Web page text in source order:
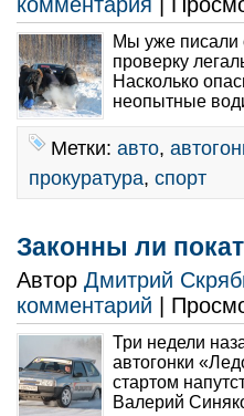
Мы уже писали
проверку
Насколько
неопытные
Метки: авто,
прокуратура, спорт
Законны ли
Автор Дмитрий
комментарий |
Три недели
автогонки
стартом
Валерий